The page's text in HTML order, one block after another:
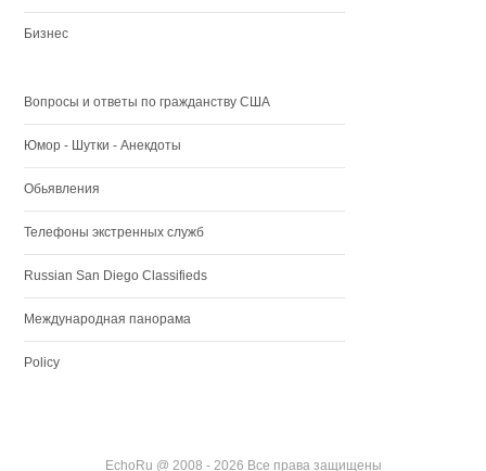
Бизнес
Вопросы и ответы по гражданству США
Юмор - Шутки - Анекдоты
Обьявления
Телефоны экстренных служб
Russian San Diego Classifieds
Международная панорама
Policy
EchoRu @ 2008 - 2026 Все права защищены